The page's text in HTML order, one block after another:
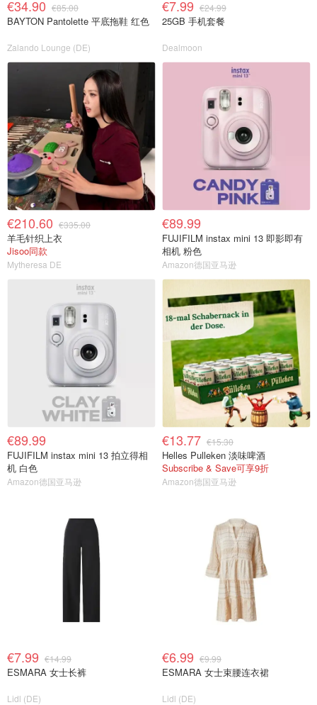
€34.90 €85.00
BAYTON Pantolette 平底拖鞋 红色
Zalando Lounge (DE)
€7.99 €24.99
25GB 手机套餐
Dealmoon
€210.60 €335.00
羊毛针织上衣
Jisoo同款
Mytheresa DE
€89.99
FUJIFILM instax mini 13 即影即有
相机 粉色
Amazon德国亚马逊
€89.99
FUJIFILM instax mini 13 拍立得相
机 白色
Amazon德国亚马逊
€13.77 €15.30
Helles Pulleken 淡味啤酒
Subscribe & Save可享9折
Amazon德国亚马逊
€7.99 €14.99
ESMARA 女士长裤
Lidl (DE)
€6.99 €9.99
ESMARA 女士束腰连衣裙
Lidl (DE)